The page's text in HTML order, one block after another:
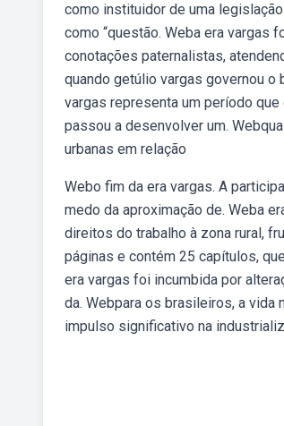
como instituidor de uma
como “questão. Weba era vargas
conotações paternalistas,
quando getúlio vargas governou o
vargas representa um período
passou a desenvolver um.
urbanas em relação
Webo fim da era vargas. A
medo da aproximação de. Weba
direitos do trabalho à zona rural,
páginas e contém 25 capítulos,
era vargas foi incumbida por
da. Webpara os brasileiros, a vida
impulso significativo na